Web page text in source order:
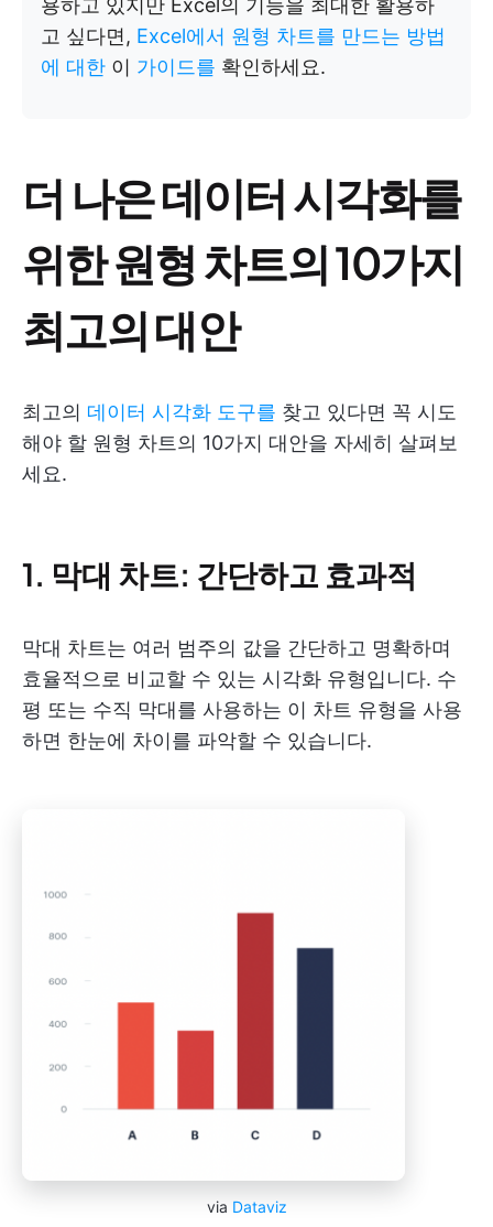
용하고 있지만 Excel의 기능을 최대한 활용하
고 싶다면, Excel에서 원형 차트를 만드는 방법
에 대한 이 가이드를 확인하세요.
더 나은 데이터 시각화를
위한 원형 차트의 10가지
최고의 대안
최고의 데이터 시각화 도구를 찾고 있다면 꼭 시도
해야 할 원형 차트의 10가지 대안을 자세히 살펴보
세요.
1. 막대 차트: 간단하고 효과적
막대 차트는 여러 범주의 값을 간단하고 명확하며
효율적으로 비교할 수 있는 시각화 유형입니다. 수
평 또는 수직 막대를 사용하는 이 차트 유형을 사용
하면 한눈에 차이를 파악할 수 있습니다.
via Dataviz